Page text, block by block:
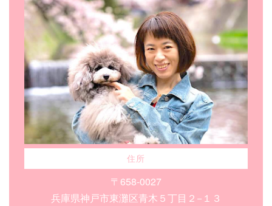
住所
〒658-0027
兵庫県神戸市東灘区青木５丁目２−１３